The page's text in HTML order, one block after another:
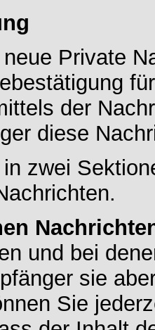
Private
der
diese
zwei
und bei
sie
Sie